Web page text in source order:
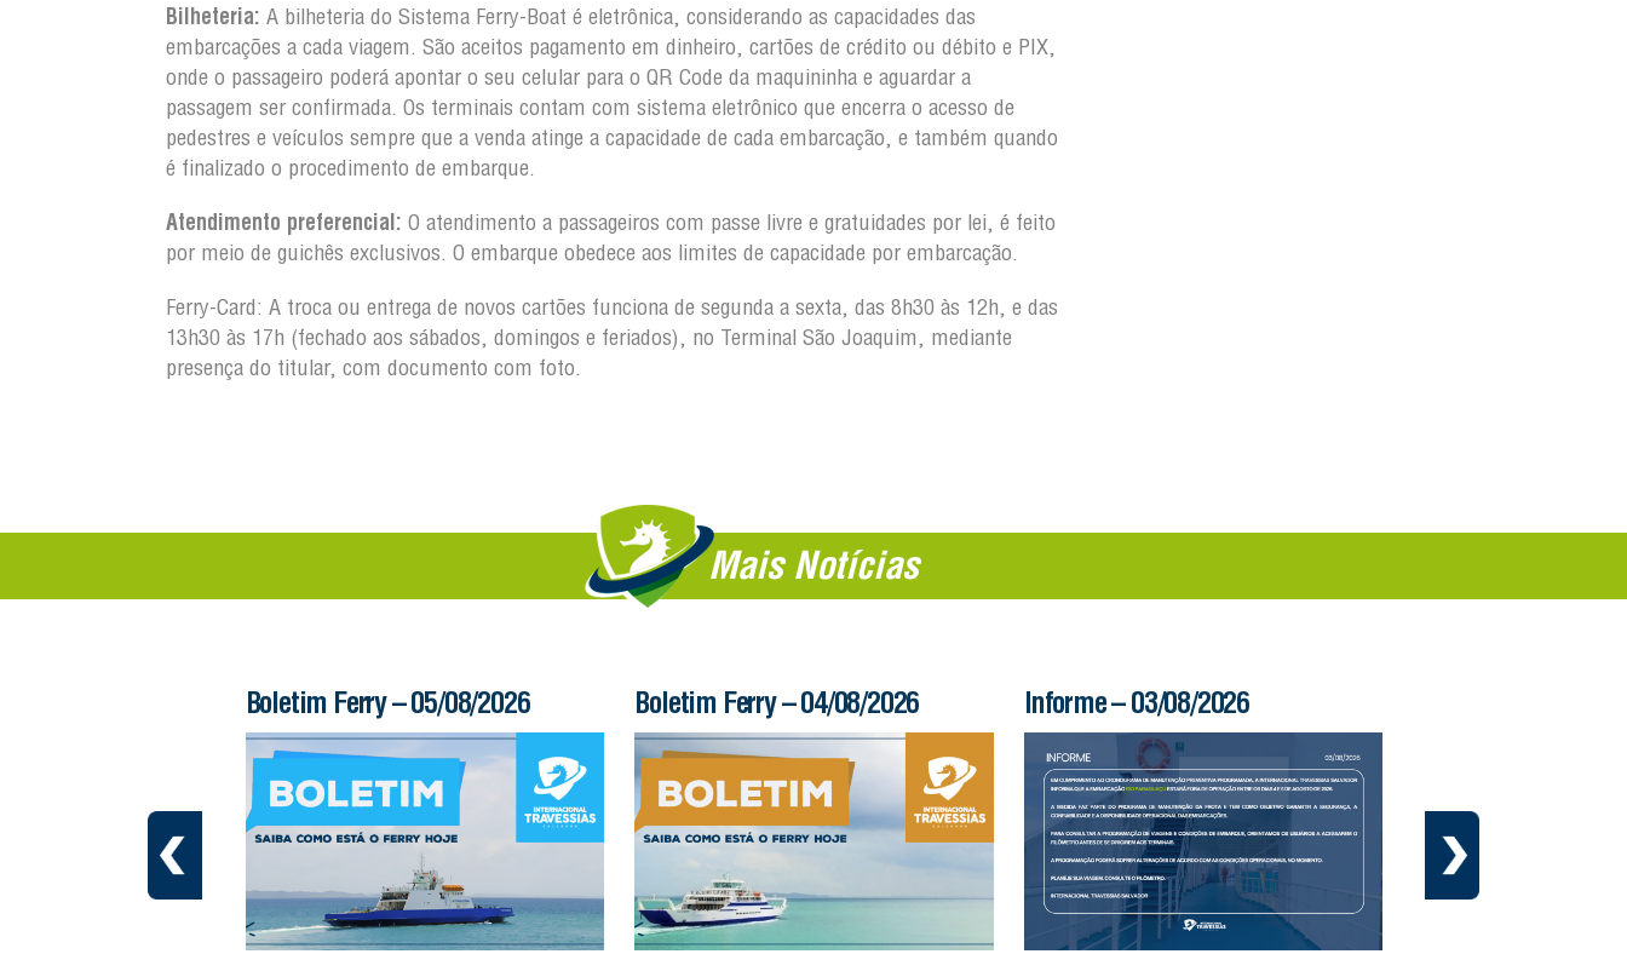
Bilheteria: A bilheteria do Sistema Ferry-Boat é eletrônica, considerando as capacidades das
embarcações a cada viagem. São aceitos pagamento em dinheiro, cartões de crédito ou débito e PIX,
onde o passageiro poderá apontar o seu celular para o QR Code da maquininha e aguardar a
passagem ser confirmada. Os terminais contam com sistema eletrônico que encerra o acesso de
pedestres e veículos sempre que a venda atinge a capacidade de cada embarcação, e também quando
é finalizado o procedimento de embarque.
Atendimento preferencial: O atendimento a passageiros com passe livre e gratuidades por lei, é feito
por meio de guichês exclusivos. O embarque obedece aos limites de capacidade por embarcação.
Ferry-Card: A troca ou entrega de novos cartões funciona de segunda a sexta, das 8h30 às 12h, e das
13h30 às 17h (fechado aos sábados, domingos e feriados), no Terminal São Joaquim, mediante
presença do titular, com documento com foto.
Mais Notícias
Boletim Ferry – 05/08/2026 Boletim Ferry – 04/08/2026 Informe – 03/08/2026